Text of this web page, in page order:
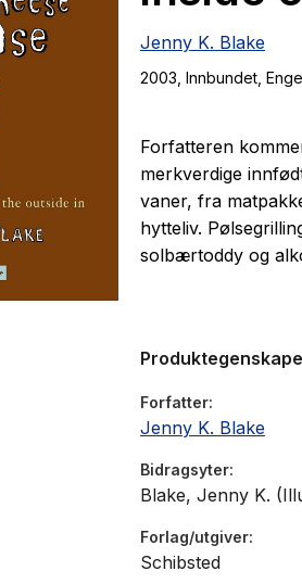
Hitster
The
Jenny K. Blake
2003 , Innbundet ,
Forfatteren
merkverdige
vaner, fra
hytteliv.
solbærtoddy og
Forfatter
Jenny K. Blake
Bidragsyter
Blake, Jenny K.
Forlag/utgiver
Schibsted